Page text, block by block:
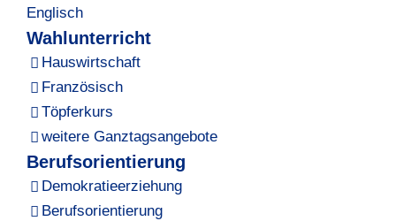
Englisch
Wahlunterricht
Hauswirtschaft
Französisch
Töpferkurs
weitere Ganztagsangebote
Berufsorientierung
Demokratieerziehung
Berufsorientierung